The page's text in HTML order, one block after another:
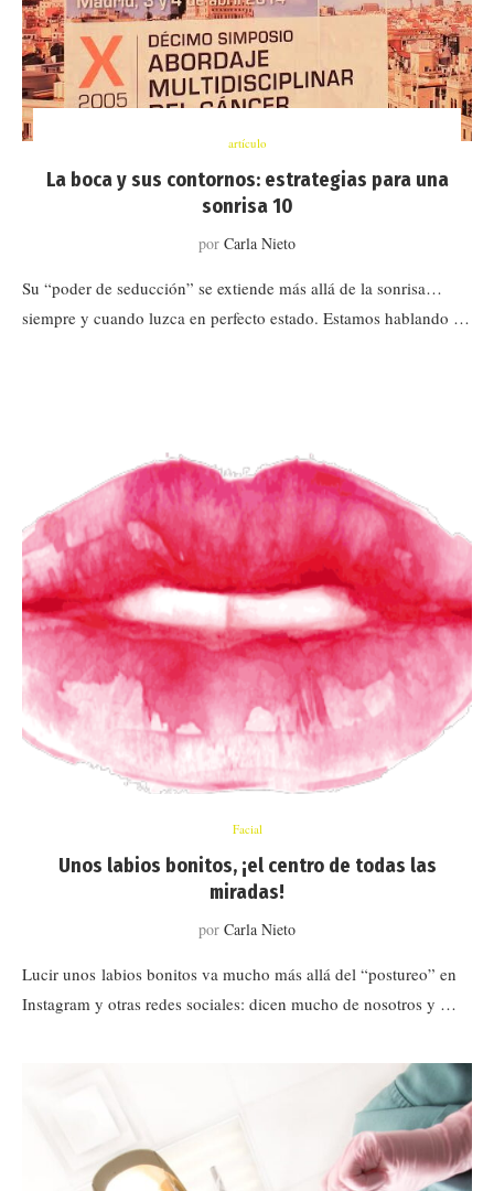
artículo
La boca y sus contornos: estrategias para una
sonrisa 10
por Carla Nieto
Su “poder de seducción” se extiende más allá de la sonrisa…
siempre y cuando luzca en perfecto estado. Estamos hablando …
Facial
Unos labios bonitos, ¡el centro de todas las
miradas!
por Carla Nieto
Lucir unos labios bonitos va mucho más allá del “postureo” en
Instagram y otras redes sociales: dicen mucho de nosotros y …